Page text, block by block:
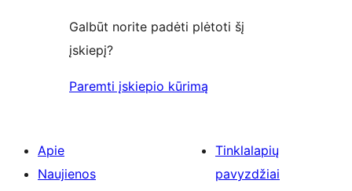
Galbūt norite padėti plėtoti šį
įskiepį?
Paremti įskiepio kūrimą
Apie
Naujienos
Tinklalapių
pavyzdžiai